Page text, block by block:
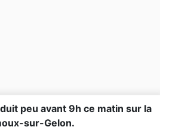
peu avant 9h ce matin sur la
sur-Gelon.